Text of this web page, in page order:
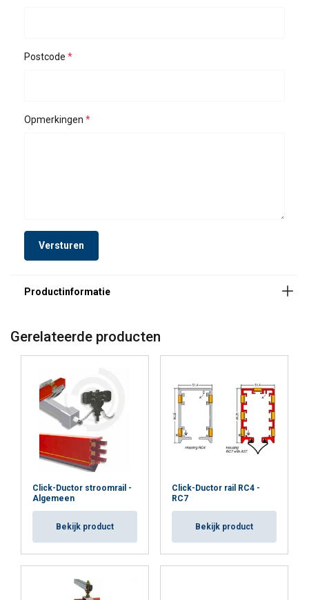
Postcode
Opmerkingen
Versturen
Gerelateerde producten
Click-Ductor stroomrail -
Algemeen
Bekijk product
Click-Ductor rail RC4 -
RC7
Bekijk product